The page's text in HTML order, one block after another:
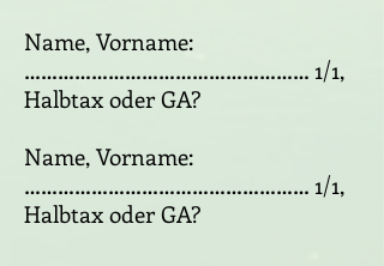
Name, Vorname:
…………………………………………… 1/1,
Halbtax oder GA?
Name, Vorname:
…………………………………………… 1/1,
Halbtax oder GA?